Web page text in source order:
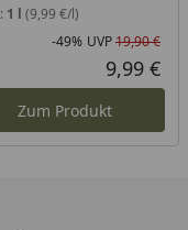
Preis
1 l (9,99 €/l)
-49% UVP19,90 €
9,99 €
Zum Produkt